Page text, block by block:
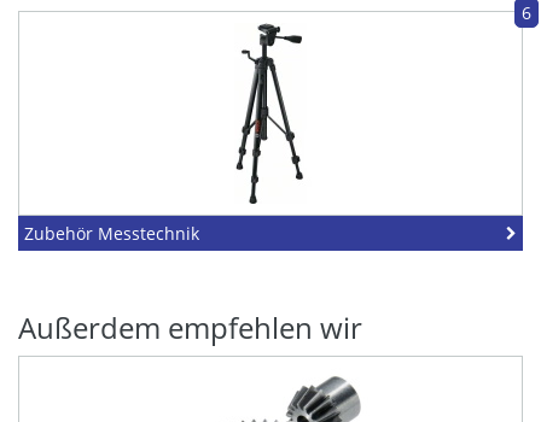
6
Zubehör Messtechnik
Außerdem empfehlen wir